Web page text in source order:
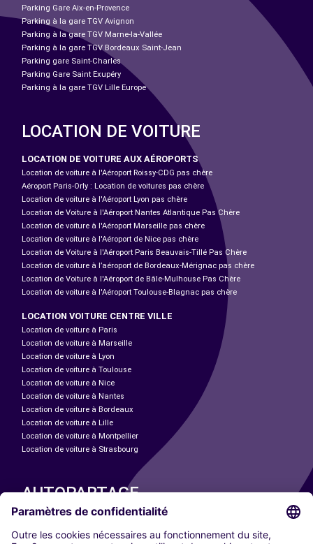
Parking Gare Aix-en-Provence
Parking à la gare TGV Avignon
Parking à la gare TGV Marne-la-Vallée
Parking à la gare TGV Bordeaux Saint-Jean
Parking gare Saint-Charles
Parking Gare Saint Exupéry
Parking à la gare TGV Lille Europe
LOCATION DE VOITURE
LOCATION DE VOITURE AUX AÉROPORTS
Location de voiture à l'Aéroport Roissy-CDG pas chère
Aéroport Paris-Orly : Location de voitures pas chère
Location de voiture à l'Aéroport Lyon pas chère
Location de Voiture à l'Aéroport Nantes Atlantique Pas Chère
Location de voiture à l'Aéroport Marseille pas chère
Location de voiture à l'Aéroport de Nice pas chère
Location de Voiture à l'Aéroport Paris Beauvais-Tillé Pas Chère
Location de voiture à l’aéroport de Bordeaux-Mérignac pas chère
Location de Voiture à l'Aéroport de Bâle-Mulhouse Pas Chère
Location de voiture à l'Aéroport Toulouse-Blagnac pas chère
LOCATION VOITURE CENTRE VILLE
Location de voiture à Paris
Location de voiture à Marseille
Location de voiture à Lyon
Location de voiture à Toulouse
Location de voiture à Nice
Location de voiture à Nantes
Location de voiture à Bordeaux
Location de voiture à Lille
Location de voiture à Montpellier
Location de voiture à Strasbourg
AUTOPARTAGE
Paris